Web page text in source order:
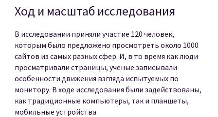
Ход и масштаб исследования
В исследовании приняли участие 120 человек,
которым было предложено просмотреть около 1000
сайтов из самых разных сфер. И, в то время как люди
просматривали страницы, ученые записывали
особенности движения взгляда испытуемых по
монитору. В ходе исследования были задействованы,
как традиционные компьютеры, так и планшеты,
мобильные устройства.